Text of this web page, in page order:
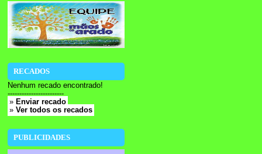
RECADOS
Nenhum recado encontrado!
------------------------
» Enviar recado
» Ver todos os recados
PUBLICIDADES